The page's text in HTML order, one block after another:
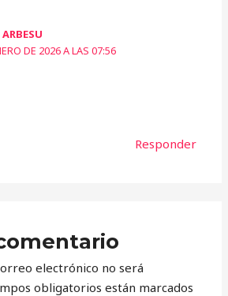
DE 2026 A LAS 07:56
Responder
electrónico no será
obligatorios están marcados